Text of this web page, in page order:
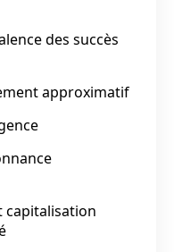
des succès
approximatif
capitalisation